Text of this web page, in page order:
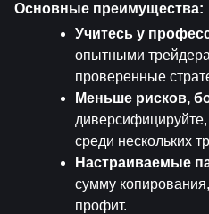
Основные преимущества:
Учитесь у
опытными
проверенные
Меньше рисков,
среди нескольких
Настраиваемые
сумму
профит.